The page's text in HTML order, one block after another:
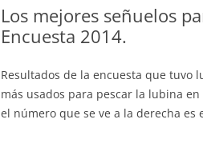
Los mejores señuelos
Encuesta 2014.
Resultados de la encuesta que tuvo
más usados para pescar la lubina
el número que se ve a la derecha es